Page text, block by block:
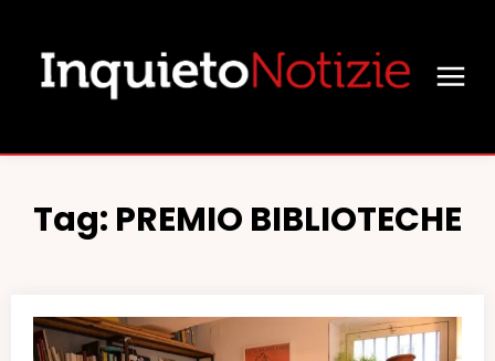
Tag: PREMIO BIBLIOTECHE